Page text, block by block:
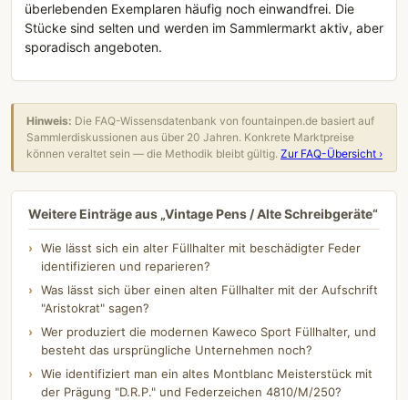
überlebenden Exemplaren häufig noch einwandfrei. Die
Stücke sind selten und werden im Sammlermarkt aktiv, aber
sporadisch angeboten.
Hinweis: Die FAQ-Wissensdatenbank von fountainpen.de basiert auf
Sammlerdiskussionen aus über 20 Jahren. Konkrete Marktpreise
können veraltet sein — die Methodik bleibt gültig. Zur FAQ-Übersicht ›
Weitere Einträge aus „Vintage Pens / Alte Schreibgeräte“
Wie lässt sich ein alter Füllhalter mit beschädigter Feder
identifizieren und reparieren?
Was lässt sich über einen alten Füllhalter mit der Aufschrift
"Aristokrat" sagen?
Wer produziert die modernen Kaweco Sport Füllhalter, und
besteht das ursprüngliche Unternehmen noch?
Wie identifiziert man ein altes Montblanc Meisterstück mit
der Prägung "D.R.P." und Federzeichen 4810/M/250?